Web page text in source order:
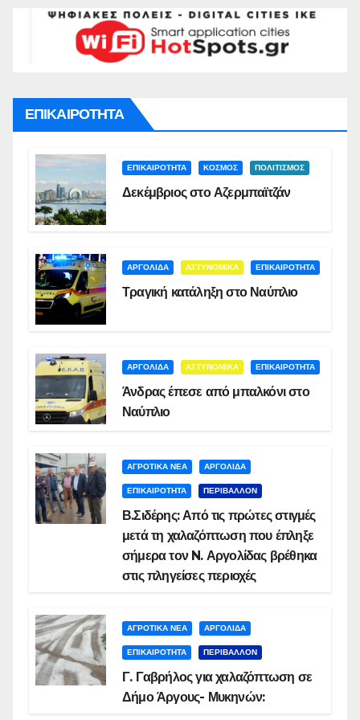
ΕΠΙΚΑΙΡΟΤΗΤΑ
ΕΠΙΚΑΙΡΟΤΗΤΑ ΚΟΣΜΟΣ ΠΟΛΙΤΙΣΜΟΣ
Δεκέμβριος στο Αζερμπαϊτζάν
ΑΡΓΟΛΙΔΑ ΑΣΤΥΝΟΜΙΚΑ ΕΠΙΚΑΙΡΟΤΗΤΑ
Τραγική κατάληξη στο Ναύπλιο
ΑΡΓΟΛΙΔΑ ΑΣΤΥΝΟΜΙΚΑ ΕΠΙΚΑΙΡΟΤΗΤΑ
Άνδρας έπεσε από μπαλκόνι στο
Ναύπλιο
ΑΓΡΟΤΙΚΑ ΝΕΑ ΑΡΓΟΛΙΔΑ
ΕΠΙΚΑΙΡΟΤΗΤΑ ΠΕΡΙΒΑΛΛΟΝ
Β.Σιδέρης: Από τις πρώτες στιγμές
μετά τη χαλαζόπτωση που έπληξε
σήμερα τον N. Αργολίδας βρέθηκα
στις πληγείσες περιοχές
ΑΓΡΟΤΙΚΑ ΝΕΑ ΑΡΓΟΛΙΔΑ
ΕΠΙΚΑΙΡΟΤΗΤΑ ΠΕΡΙΒΑΛΛΟΝ
Γ. Γαβρήλος για χαλαζόπτωση σε
Δήμο Άργους- Μυκηνών: